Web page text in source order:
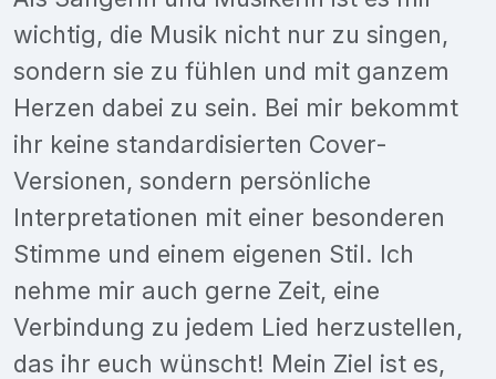
wichtig, die Musik nicht nur zu singen,
sondern sie zu fühlen und mit ganzem
Herzen dabei zu sein. Bei mir bekommt
ihr keine standardisierten Cover-
Versionen, sondern persönliche
Interpretationen mit einer besonderen
Stimme und einem eigenen Stil. Ich
nehme mir auch gerne Zeit, eine
Verbindung zu jedem Lied herzustellen,
das ihr euch wünscht! Mein Ziel ist es,